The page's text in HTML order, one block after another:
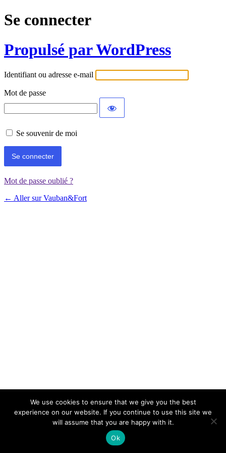
Se connecter
Propulsé par WordPress
Identifiant ou adresse e-mail
Mot de passe
Se souvenir de moi
Mot de passe oublié ?
← Aller sur Vauban&Fort
We use cookies to ensure that we give you the best
experience on our website. If you continue to use this site we
will assume that you are happy with it.
Ok